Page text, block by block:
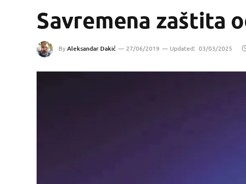
Savremena zaštita
ByAleksandar Dakić 27/06/2019 Updated: 03/03/2025